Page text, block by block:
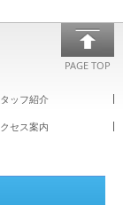
PAGE TOP
ッフ紹介
セス案内